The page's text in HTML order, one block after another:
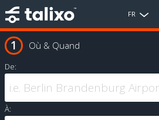
FR
Où & Quand
De:
À: